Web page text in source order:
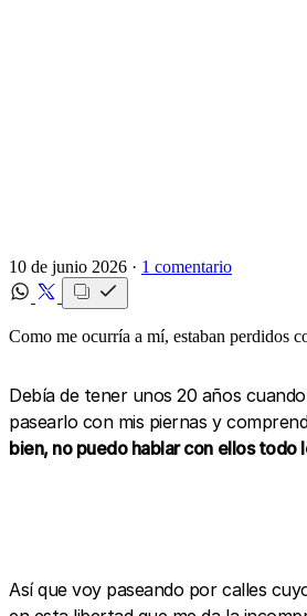
10 de junio 2026 · 1 comentario
Como me ocurría a mí, estaban perdidos
Debía de tener unos 20 años
pasearlo con mis piernas y
bien, no puedo hablar con ellos todo
Así que voy paseando por calles